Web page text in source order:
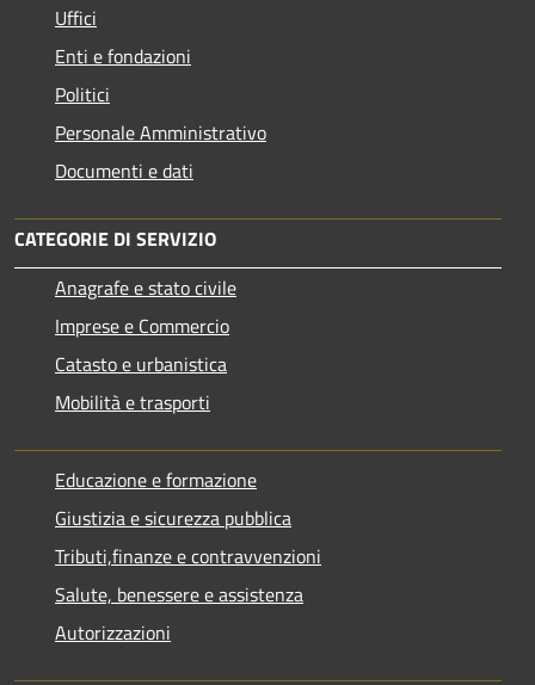
Uffici
Enti e fondazioni
Politici
Personale Amministrativo
Documenti e dati
CATEGORIE DI SERVIZIO
Anagrafe e stato civile
Imprese e Commercio
Catasto e urbanistica
Mobilità e trasporti
Educazione e formazione
Giustizia e sicurezza pubblica
Tributi,finanze e contravvenzioni
Salute, benessere e assistenza
Autorizzazioni